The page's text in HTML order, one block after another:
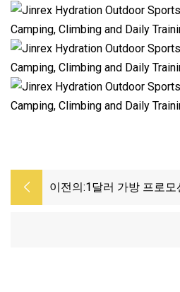
이전의:1달러 가방 프로모